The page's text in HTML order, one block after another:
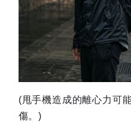
(甩手機造成的離心力可
傷。)